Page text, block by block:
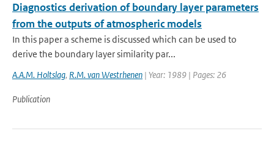
Diagnostics derivation of boundary layer parameters
from the outputs of atmospheric models
In this paper a scheme is discussed which can be used to
derive the boundary layer similarity par...
A.A.M. Holtslag, R.M. van Westrhenen | Year: 1989 | Pages: 26
Publication